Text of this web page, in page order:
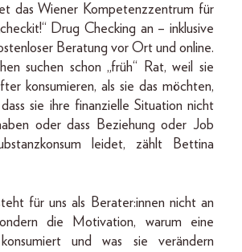
das Wiener Kompetenzzentrum für
Drug Checking an – inklusive
Beratung vor Ort und online.
suchen schon „früh“ Rat, weil sie
konsumieren, als sie das möchten,
sie ihre finanzielle Situation nicht
oder dass Beziehung oder Job
leidet, zählt Bettina
für uns als Berater:innen nicht an
die Motivation, warum eine
und was sie verändern